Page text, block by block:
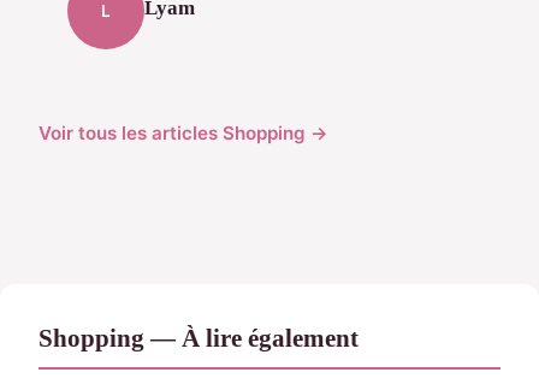
L Lyam
Voir tous les articles Shopping →
Shopping — À lire également